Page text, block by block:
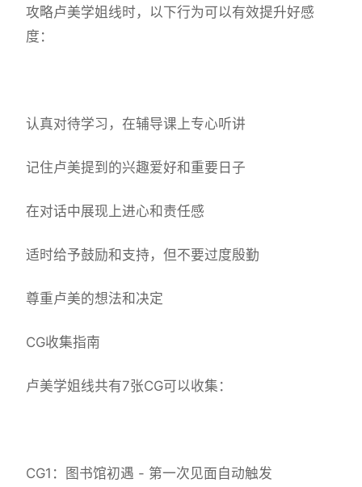
攻略卢美学姐线时，以下行为可以有效提升好感
度：
认真对待学习，在辅导课上专心听讲
记住卢美提到的兴趣爱好和重要日子
在对话中展现上进心和责任感
适时给予鼓励和支持，但不要过度殷勤
尊重卢美的想法和决定
CG收集指南
卢美学姐线共有7张CG可以收集：
CG1：图书馆初遇 - 第一次见面自动触发